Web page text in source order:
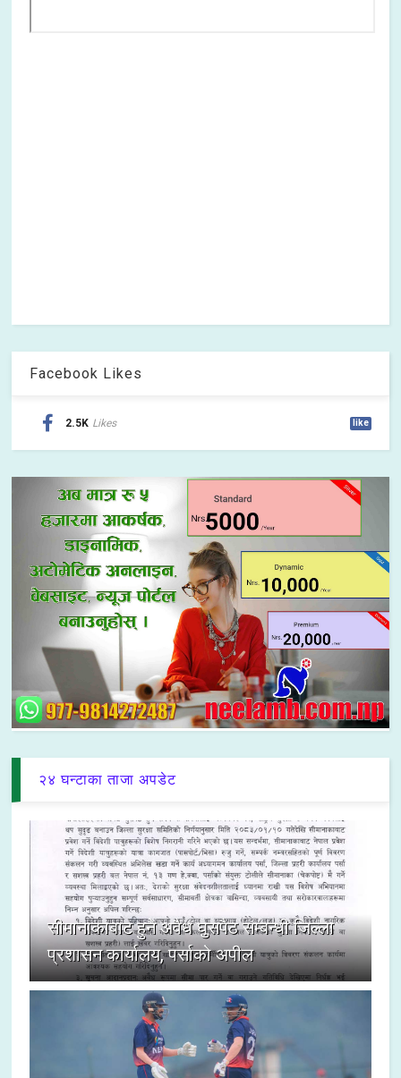
Facebook Likes
2.5K Likes like
२४ घन्टाका ताजा अपडेट
सीमानाकाबाट हुने अवैध घुसपैठ सम्बन्धी जिल्ला
प्रशासन कार्यालय, पर्साको अपील